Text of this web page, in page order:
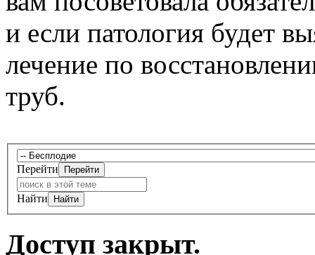
и если патология будет
лечение по
труб.
Перейти
Найти
Доступ закрыт.